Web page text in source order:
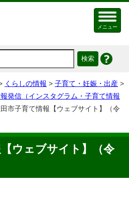
メニュー
くらしの情報 > 子育て・妊娠・出産 >
発信（インスタグラム・子育て情報
市子育て情報【ウェブサイト】（令
ウェブサイト】（令